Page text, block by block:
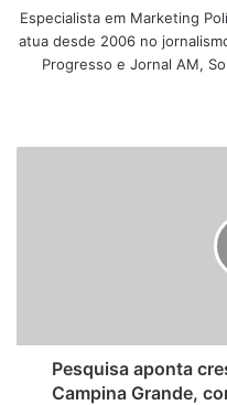
Especialista em Marketing
atua desde 2006 no
Progresso e Jornal AM,
Pesquisa aponta
Campina Grande,